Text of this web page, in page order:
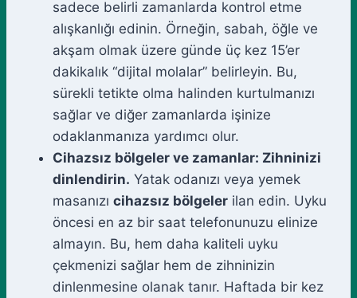
sadece belirli zamanlarda kontrol etme
alışkanlığı edinin. Örneğin, sabah, öğle ve
akşam olmak üzere günde üç kez 15’er
dakikalık “dijital molalar” belirleyin. Bu,
sürekli tetikte olma halinden kurtulmanızı
sağlar ve diğer zamanlarda işinize
odaklanmanıza yardımcı olur.
Cihazsız bölgeler ve zamanlar: Zihninizi
dinlendirin. Yatak odanızı veya yemek
masanızı cihazsız bölgeler ilan edin. Uyku
öncesi en az bir saat telefonunuzu elinize
almayın. Bu, hem daha kaliteli uyku
çekmenizi sağlar hem de zihninizin
dinlenmesine olanak tanır. Haftada bir kez